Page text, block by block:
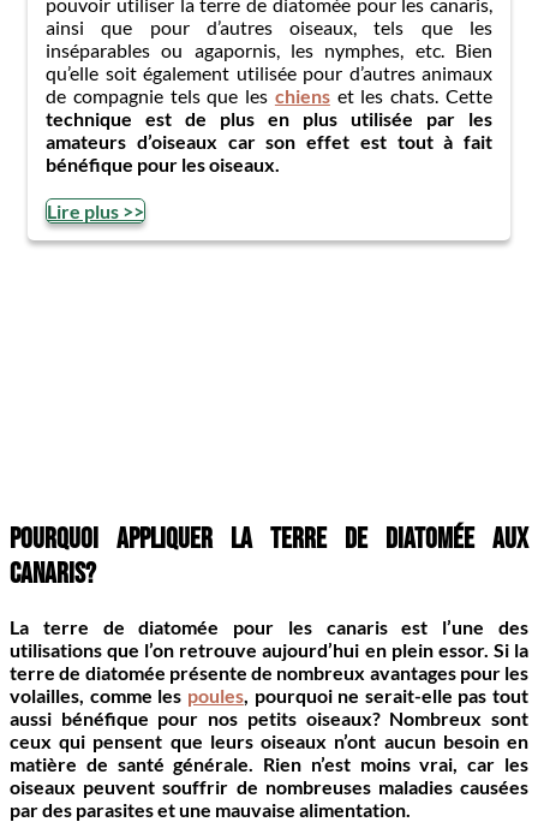
ainsi que pour d’autres oiseaux, tels que les
inséparables ou agapornis, les nymphes, etc. Bien
qu’elle soit également utilisée pour d’autres animaux
de compagnie tels que les chienset les chats. Cette
technique est de plus en plus utilisée par les
amateurs d’oiseaux car son effet est tout à fait
bénéfique pour les oiseaux.
Lire plus >>
Pourquoi appliquer la terre de diatomée aux
Canaris?
La terre de diatomée pour les canaris est l’une des
utilisations que l’on retrouve aujourd’hui en plein essor. Si la
terre de diatomée présente de nombreux avantages pour les
volailles, comme les poules, pourquoi ne serait-elle pas tout
aussi bénéfique pour nos petits oiseaux? Nombreux sont
ceux qui pensent que leurs oiseaux n’ont aucun besoin en
matière de santé générale. Rien n’est moins vrai, car les
oiseaux peuvent souffrir de nombreuses maladies causées
par des parasites et une mauvaise alimentation.